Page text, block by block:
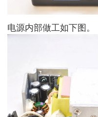
电源内部做工如下图。